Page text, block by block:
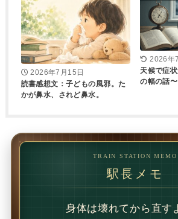
2026年7月15日
読書感想文：子どもの風邪。た
かが鼻水、されど鼻水。
2026年
天候で症
の幅の話〜
TRAIN STATION MEMO
駅長メモ
1回で変わることもあり